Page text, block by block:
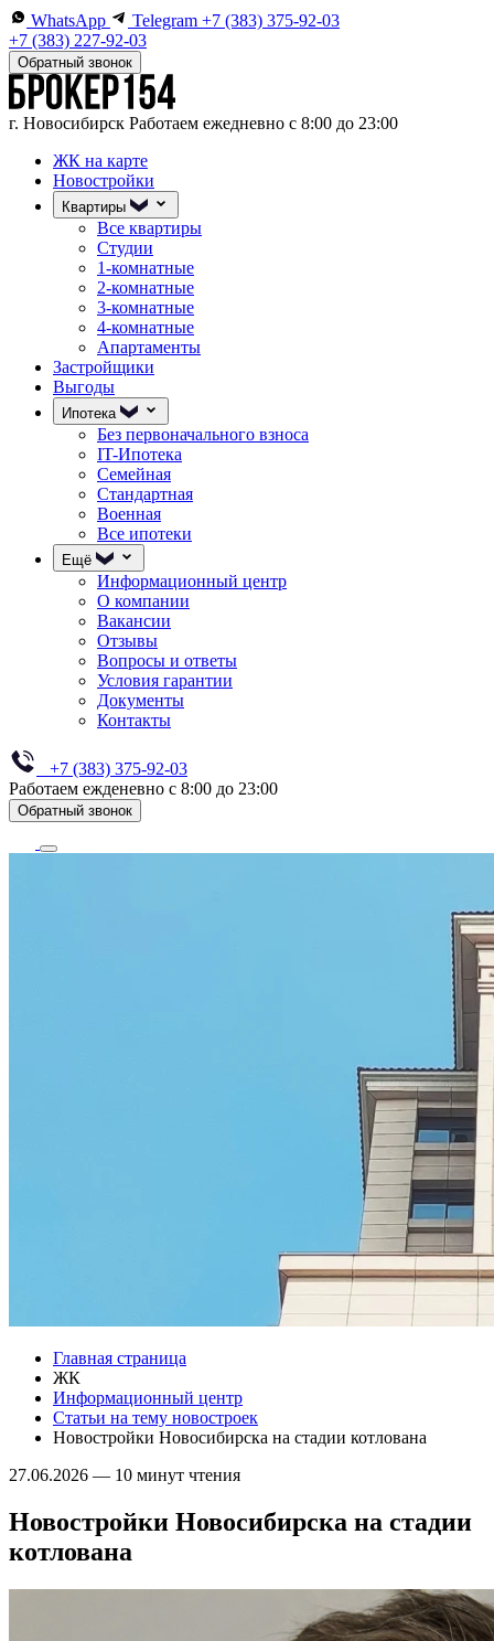
WhatsApp Telegram +7 (383) 375-92-03
+7 (383) 227-92-03
Обратный звонок
г. Новосибирск Работаем ежедневно с 8:00 до 23:00
ЖК на карте
Новостройки
Квартиры
Все квартиры
Студии
1-комнатные
2-комнатные
3-комнатные
4-комнатные
Апартаменты
Застройщики
Выгоды
Ипотека
Без первоначального взноса
IT-Ипотека
Семейная
Стандартная
Военная
Все ипотеки
Ещё
Информационный центр
О компании
Вакансии
Отзывы
Вопросы и ответы
Условия гарантии
Документы
Контакты
+7 (383) 375-92-03
Работаем ежденевно с 8:00 до 23:00
Обратный звонок
Главная страница
ЖК
Информационный центр
Статьи на тему новостроек
Новостройки Новосибирска на стадии котлована
27.06.2026 — 10 минут чтения
Новостройки Новосибирска на стадии
котлована